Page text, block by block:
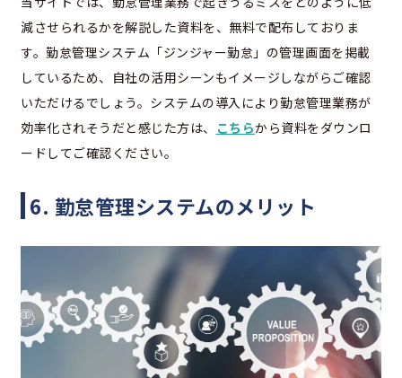
減させられるかを解説した資料を、無料で配布しておりま
す。勤怠管理システム「ジンジャー勤怠」の管理画面を掲載
しているため、自社の活用シーンもイメージしながらご確認
いただけるでしょう。システムの導入により勤怠管理業務が
効率化されそうだと感じた方は、 こちらから資料をダウンロ
ードしてご確認ください。
6. 勤怠管理システムのメリット